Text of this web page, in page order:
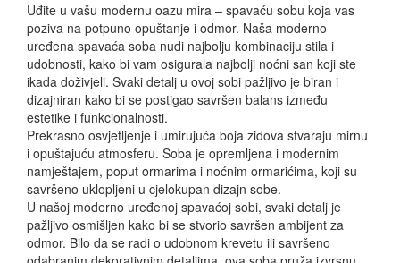
Uđite u vašu modernu oazu mira – spavaću sobu koja vas
poziva na potpuno opuštanje i odmor. Naša moderno
uređena spavaća soba nudi najbolju kombinaciju stila i
udobnosti, kako bi vam osigurala najbolji noćni san koji ste
ikada doživjeli. Svaki detalj u ovoj sobi pažljivo je biran i
dizajniran kako bi se postigao savršen balans između
estetike i funkcionalnosti.
Prekrasno osvjetljenje i umirujuća boja zidova stvaraju mirnu
i opuštajuću atmosferu. Soba je opremljena i modernim
namještajem, poput ormarima i noćnim ormarićima, koji su
savršeno uklopljeni u cjelokupan dizajn sobe.
U našoj moderno uređenoj spavaćoj sobi, svaki detalj je
pažljivo osmišljen kako bi se stvorio savršen ambijent za
odmor. Bilo da se radi o udobnom krevetu ili savršeno